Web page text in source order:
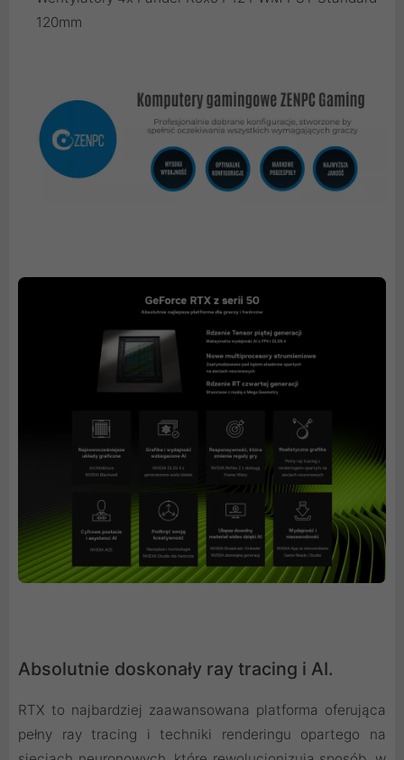
120mm
Absolutnie doskonały ray tracing i AI.
RTX to najbardziej zaawansowana platforma oferująca
pełny ray tracing i techniki renderingu opartego na